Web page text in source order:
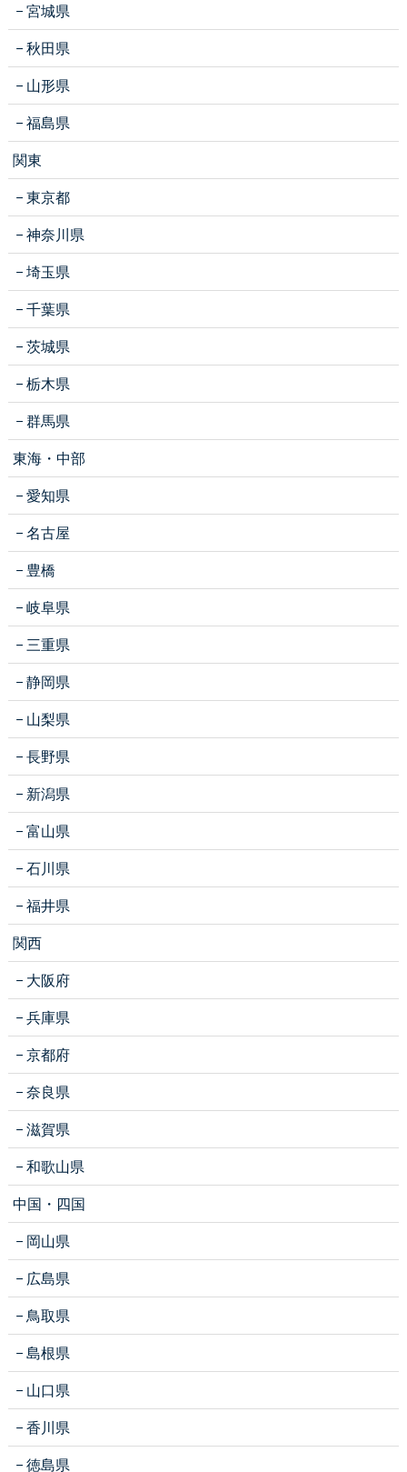
宮城県
秋田県
山形県
福島県
関東
東京都
神奈川県
埼玉県
千葉県
茨城県
栃木県
群馬県
東海・中部
愛知県
名古屋
豊橋
岐阜県
三重県
静岡県
山梨県
長野県
新潟県
富山県
石川県
福井県
関西
大阪府
兵庫県
京都府
奈良県
滋賀県
和歌山県
中国・四国
岡山県
広島県
鳥取県
島根県
山口県
香川県
徳島県